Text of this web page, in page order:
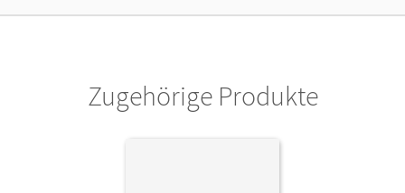
Zugehörige Produkte